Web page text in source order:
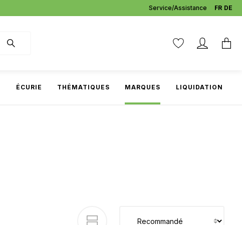
Service/Assistance DE
FR
ÉCURIE THÉMATIQUES MARQUES LIQUIDATION